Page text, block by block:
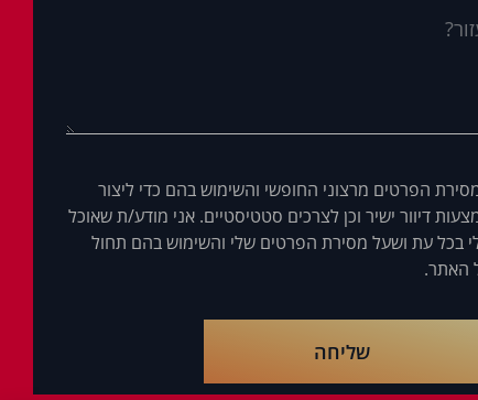
הפרטים מרצוני החופשי והשימוש בהם כדי ליצור
דיוור ישיר וכן לצרכים סטטיסטיים. אני מודע/ת שאוכל
בכל עת ושעל מסירת הפרטים שלי והשימוש בהם תחול
האתר.
שליחה